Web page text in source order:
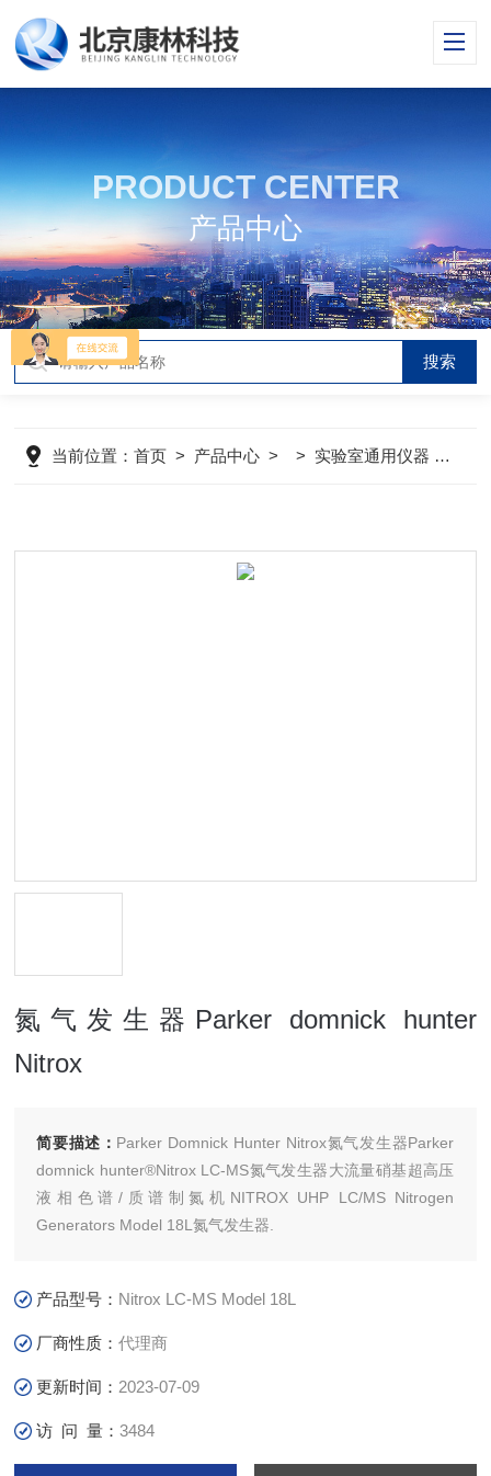
PRODUCT CENTER
产品中心
当前位置：首页 > 产品中心 > > 实验室通用仪器
氮气发生器Parker domnick hunter
Nitrox
简要描述： Parker Domnick Hunter Nitrox氮气发生器Parker
domnick hunter®Nitrox LC-MS氮气发生器大流量硝基超高压
液相色谱/质谱制氮机NITROX UHP LC/MS Nitrogen
Generators Model 18L氮气发生器.
产品型号： Nitrox LC-MS Model 18L
厂商性质：代理商
更新时间： 2023-07-09
访 问 量：3484